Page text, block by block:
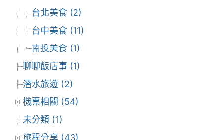
台北美食 (2)
台中美食 (11)
南投美食 (1)
聊聊飯店事 (1)
潛水旅遊 (2)
機票相關 (54)
未分類 (1)
旅程分享 (43)